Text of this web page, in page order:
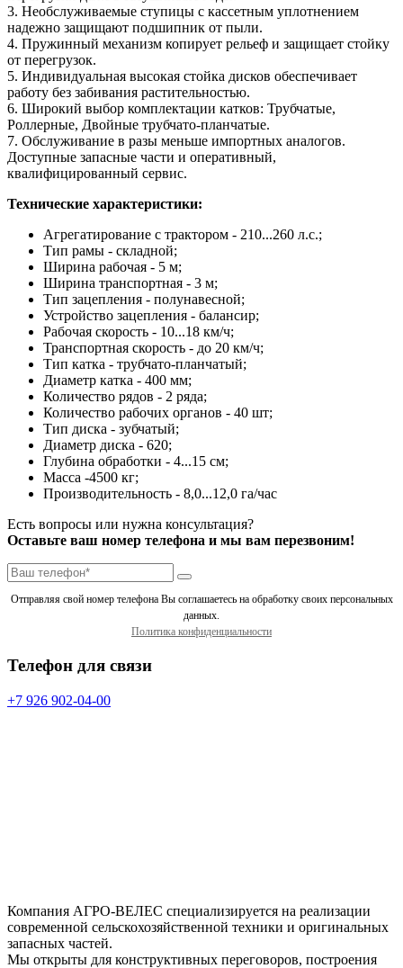
3. Необслуживаемые ступицы с кассетным уплотнением
надежно защищают подшипник от пыли.
4. Пружинный механизм копирует рельеф и защищает стойку
от перегрузок.
5. Индивидуальная высокая стойка дисков обеспечивает
работу без забивания растительностью.
6. Широкий выбор комплектации катков: Трубчатые,
Роллерные, Двойные трубчато-планчатые.
7. Обслуживание в разы меньше импортных аналогов.
Доступные запасные части и оперативный,
квалифицированный сервис.
Технические характеристики:
Агрегатирование с трактором - 210...260 л.с.;
Тип рамы - складной;
Ширина рабочая - 5 м;
Ширина транспортная - 3 м;
Тип зацепления - полунавесной;
Устройство зацепления - балансир;
Рабочая скорость - 10...18 км/ч;
Транспортная скорость - до 20 км/ч;
Тип катка - трубчато-планчатый;
Диаметр катка - 400 мм;
Количество рядов - 2 ряда;
Количество рабочих органов - 40 шт;
Тип диска - зубчатый;
Диаметр диска - 620;
Глубина обработки - 4...15 см;
Масса -4500 кг;
Производительность - 8,0...12,0 га/час
Есть вопросы или нужна консультация?
Оставьте ваш номер телефона и мы вам перезвоним!
Отправляя свой номер телефона Вы соглашаетесь на обработку своих персональных
данных.
Политика конфиденциальности
Телефон для связи
+7 926 902-04-00
Компания АГРО-ВЕЛЕС специализируется на реализации
современной сельскохозяйственной техники и оригинальных
запасных частей.
Мы открыты для конструктивных переговоров, построения